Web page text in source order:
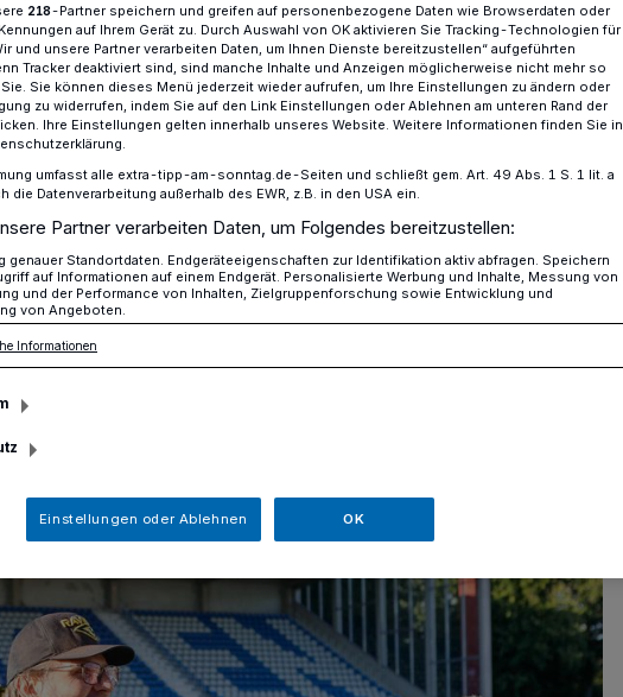
Elmshorn Fighting Pirates mit 24:0
Pirates
218-Partner speichern und greifen auf personenbezogene Daten wie Browserdaten oder
auf Ihrem Gerät zu. Durch Auswahl von OK aktivieren Sie Tracking-Technologien für
und unsere Partner verarbeiten Daten, um Ihnen Dienste bereitzustellen“ aufgeführten
Tracker deaktiviert sind, sind manche Inhalte und Anzeigen möglicherweise nicht mehr so
Sie können dieses Menü jederzeit wieder aufrufen, um Ihre Einstellungen zu ändern oder
zu widerrufen, indem Sie auf den Link Einstellungen oder Ablehnen am unteren Rand der
Ihre Einstellungen gelten innerhalb unseres Website. Weitere Informationen finden Sie in
umfasst alle extra-tipp-am-sonntag.de-Seiten und schließt gem. Art. 49 Abs. 1 S. 1 lit. a
die Datenverarbeitung außerhalb des EWR, z.B. in den USA ein.
Partner verarbeiten Daten, um Folgendes bereitzustellen:
genauer Standortdaten. Endgeräteeigenschaften zur Identifikation aktiv abfragen. Speichern
auf Informationen auf einem Endgerät. Personalisierte Werbung und Inhalte, Messung von
und der Performance von Inhalten, Zielgruppenforschung sowie Entwicklung und
von Angeboten.
Informationen
Einstellungen oder Ablehnen OK